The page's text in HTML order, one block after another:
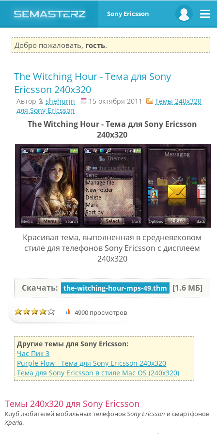
Sony Ericsson
Добро пожаловать, гость.
The Witching Hour - Тема для Sony
Ericsson 240x320
Автор shehurin 15 октября 2011
Темы 240x320
для Sony Ericsson
The Witching Hour - Тема для Sony Ericsson
240x320
Красивая тема, выполненная в средневековом
стиле для телефонов Sony Ericsson с дисплеем
240х320
Скачать: the-witching-hour-mps-49.thm [1.6 МБ]
4990 просмотров
Другие темы для Sony Ericsson:
Час Пик 3
Purple Flow - Тема для Sony Ericsson 240x320
Тема для Sony Ericsson в стиле Mac OS (240x320)
Темы 240x320 для Sony Ericsson
Клуб любителей мобильных телефоновSony Ericsson и смартфонов
Xperia.